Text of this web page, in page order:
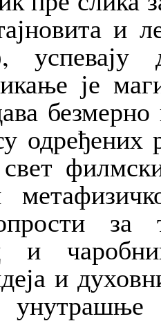
и
успевају
је
одређених
за
и
и